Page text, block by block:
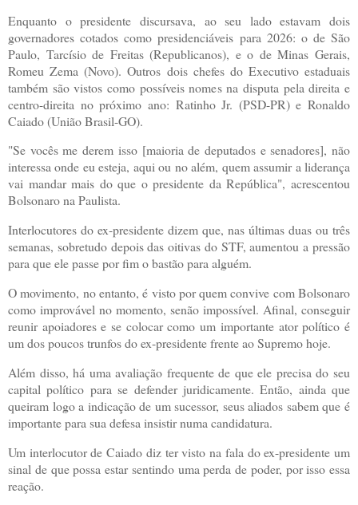
Enquanto o presidente discursava, ao seu lado estavam dois
governadores cotados como presidenciáveis para 2026: o de São
Paulo, Tarcísio de Freitas (Republicanos), e o de Minas Gerais,
Romeu Zema (Novo). Outros dois chefes do Executivo estaduais
também são vistos como possíveis nomes na disputa pela direita e
centro-direita no próximo ano: Ratinho Jr. (PSD-PR) e Ronaldo
Caiado (União Brasil-GO).
"Se vocês me derem isso [maioria de deputados e senadores], não
interessa onde eu esteja, aqui ou no além, quem assumir a liderança
vai mandar mais do que o presidente da República", acrescentou
Bolsonaro na Paulista.
Interlocutores do ex-presidente dizem que, nas últimas duas ou três
semanas, sobretudo depois das oitivas do STF, aumentou a pressão
para que ele passe por fim o bastão para alguém.
O movimento, no entanto, é visto por quem convive com Bolsonaro
como improvável no momento, senão impossível. Afinal, conseguir
reunir apoiadores e se colocar como um importante ator político é
um dos poucos trunfos do ex-presidente frente ao Supremo hoje.
Além disso, há uma avaliação frequente de que ele precisa do seu
capital político para se defender juridicamente. Então, ainda que
queiram logo a indicação de um sucessor, seus aliados sabem que é
importante para sua defesa insistir numa candidatura.
Um interlocutor de Caiado diz ter visto na fala do ex-presidente um
sinal de que possa estar sentindo uma perda de poder, por isso essa
reação.